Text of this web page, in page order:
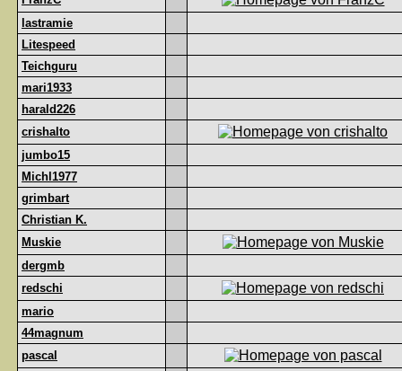
lastramie
Litespeed
Teichguru
mari1933
harald226
crishalto
jumbo15
Michl1977
grimbart
Christian K.
Muskie
dergmb
redschi
mario
44magnum
pascal